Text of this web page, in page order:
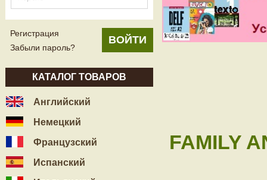
Регистрация
Забыли пароль?
КАТАЛОГ ТОВАРОВ
Английский
Немецкий
Французский
Испанский
FAMILY